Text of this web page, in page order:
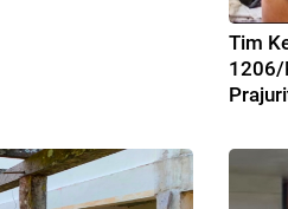
Tim
1206/